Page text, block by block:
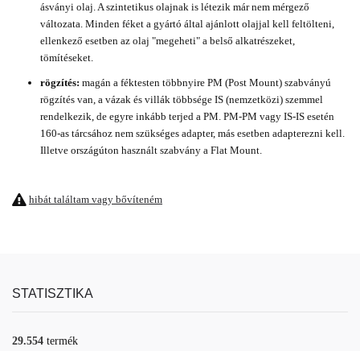
ásványi olaj. A szintetikus olajnak is létezik már nem mérgező
változata. Minden féket a gyártó által ajánlott olajjal kell feltölteni,
ellenkező esetben az olaj "megeheti" a belső alkatrészeket,
tömítéseket.
rögzítés: magán a féktesten többnyire PM (Post Mount) szabványú
rögzítés van, a vázak és villák többsége IS (nemzetközi) szemmel
rendelkezik, de egyre inkább terjed a PM. PM-PM vagy IS-IS esetén
160-as tárcsához nem szükséges adapter, más esetben adapterezni kell.
Illetve országúton használt szabvány a Flat Mount.
hibát találtam vagy bővíteném
STATISZTIKA
29.554 termék